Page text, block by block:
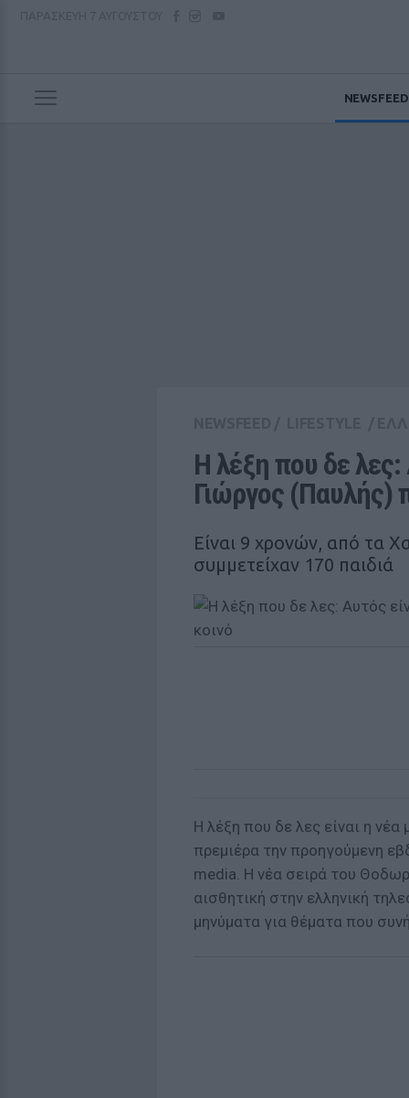
NEWSFEED
Η λέξη που δε λες:
Γιώργος (Παυλής)
Είναι 9 χρονών, από τα
συμμετείχαν 170 παιδιά
Η λέξη που δε λες είναι η
πρεμιέρα την προηγούμενη
media. Η νέα σειρά του
αισθητική στην ελληνική
μηνύματα για θέματα που